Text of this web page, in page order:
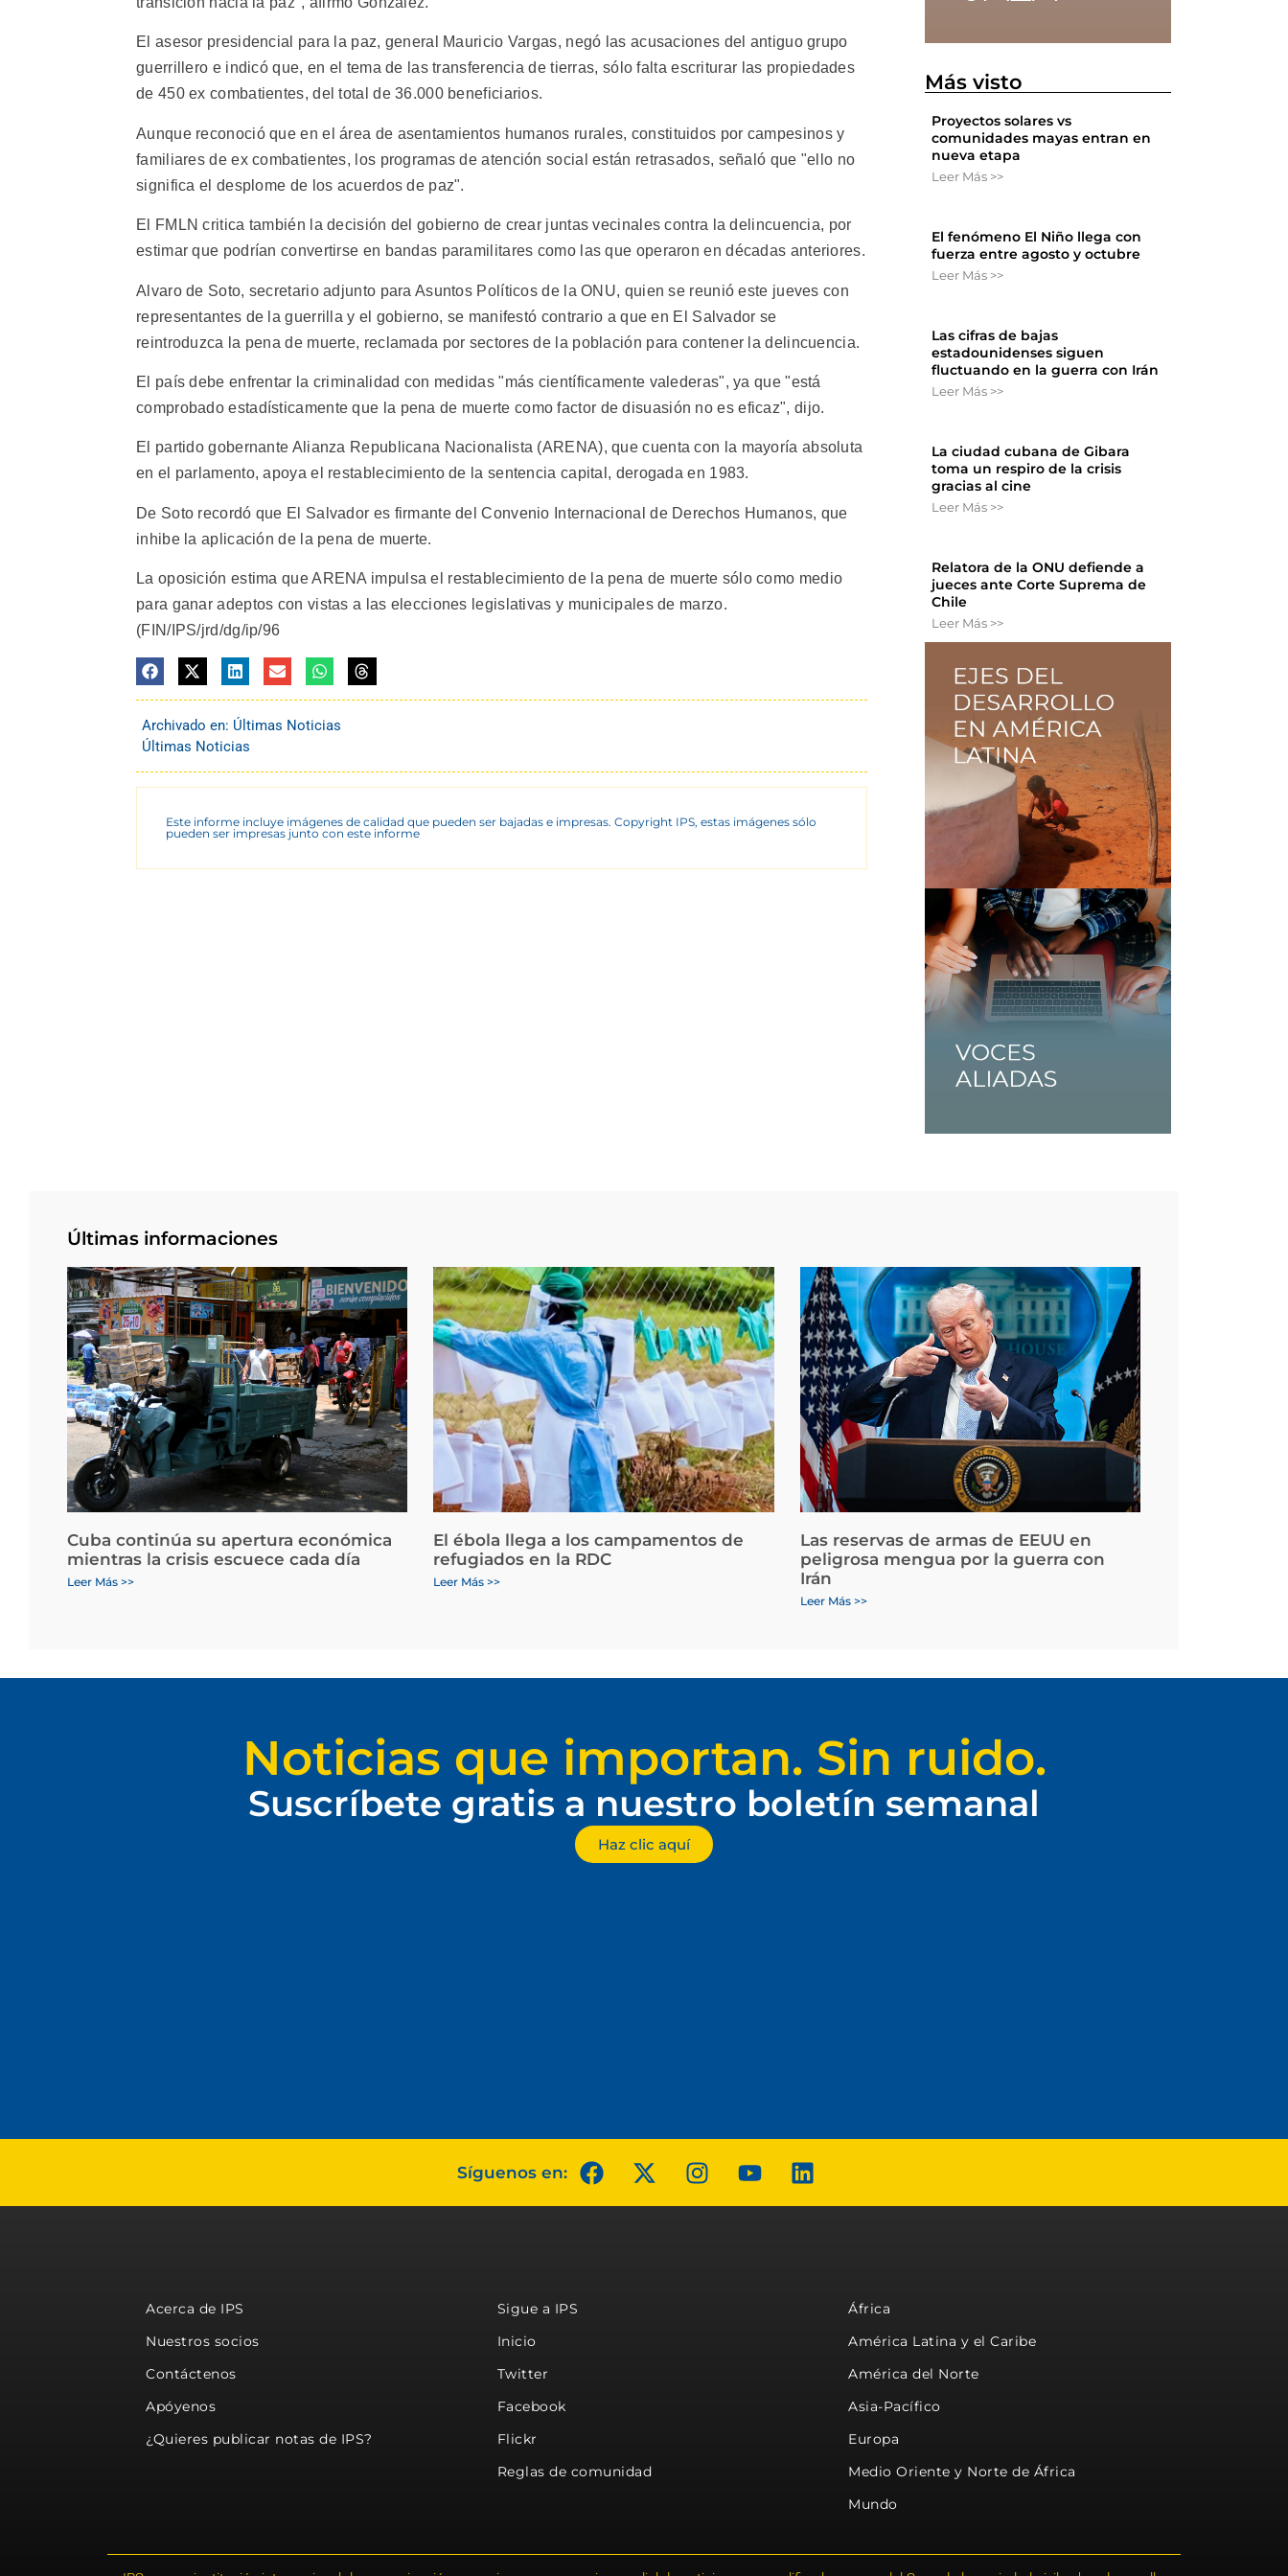
El asesor presidencial para la paz, general Mauricio Vargas, negó las acusaciones del antiguo grupo
guerrillero e indicó que, en el tema de las transferencia de tierras, sólo falta escriturar las propiedades
de 450 ex combatientes, del total de 36.000 beneficiarios.
Aunque reconoció que en el área de asentamientos humanos rurales, constituidos por campesinos y
familiares de ex combatientes, los programas de atención social están retrasados, señaló que "ello no
significa el desplome de los acuerdos de paz".
El FMLN critica también la decisión del gobierno de crear juntas vecinales contra la delincuencia, por
estimar que podrían convertirse en bandas paramilitares como las que operaron en décadas anteriores.
Alvaro de Soto, secretario adjunto para Asuntos Políticos de la ONU, quien se reunió este jueves con
representantes de la guerrilla y el gobierno, se manifestó contrario a que en El Salvador se
reintroduzca la pena de muerte, reclamada por sectores de la población para contener la delincuencia.
El país debe enfrentar la criminalidad con medidas "más científicamente valederas", ya que "está
comprobado estadísticamente que la pena de muerte como factor de disuasión no es eficaz", dijo.
El partido gobernante Alianza Republicana Nacionalista (ARENA), que cuenta con la mayoría absoluta
en el parlamento, apoya el restablecimiento de la sentencia capital, derogada en 1983.
De Soto recordó que El Salvador es firmante del Convenio Internacional de Derechos Humanos, que
inhibe la aplicación de la pena de muerte.
La oposición estima que ARENA impulsa el restablecimiento de la pena de muerte sólo como medio
para ganar adeptos con vistas a las elecciones legislativas y municipales de marzo.
(FIN/IPS/jrd/dg/ip/96
Archivado en: Últimas Noticias
Últimas Noticias
Este informe incluye imágenes de calidad que pueden ser bajadas e impresas. Copyright IPS, estas imágenes sólo
pueden ser impresas junto con este informe
Más visto
Proyectos solares vs
comunidades mayas entran en
nueva etapa
Leer Más >>
El fenómeno El Niño llega con
fuerza entre agosto y octubre
Leer Más >>
Las cifras de bajas
estadounidenses siguen
fluctuando en la guerra con Irán
Leer Más >>
La ciudad cubana de Gibara
toma un respiro de la crisis
gracias al cine
Leer Más >>
Relatora de la ONU defiende a
jueces ante Corte Suprema de
Chile
Leer Más >>
Últimas informaciones
Cuba continúa su apertura económica
mientras la crisis escuece cada día
Leer Más >>
El ébola llega a los campamentos de
refugiados en la RDC
Leer Más >>
Las reservas de armas de EEUU en
peligrosa mengua por la guerra con
Irán
Leer Más >>
Noticias que importan. Sin ruido.
Suscríbete gratis a nuestro boletín semanal
Haz clic aquí
Síguenos en:
Acerca de IPS
Nuestros socios
Contáctenos
Apóyenos
¿Quieres publicar notas de IPS?
Sigue a IPS
Inicio
Twitter
Facebook
Flickr
Reglas de comunidad
África
América Latina y el Caribe
América del Norte
Asia-Pacífico
Europa
Medio Oriente y Norte de África
Mundo